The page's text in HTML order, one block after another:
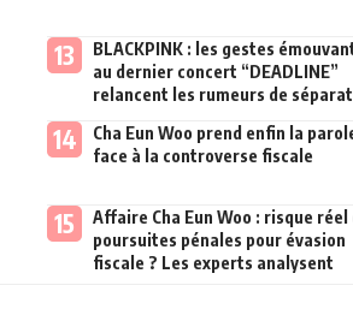
BLACKPINK : les gestes
au dernier concert “DEADLINE”
relancent les rumeurs de
Cha Eun Woo prend enfin la
face à la controverse fiscale
Affaire Cha Eun Woo : risque réel
poursuites pénales pour évasion
fiscale ? Les experts analysent